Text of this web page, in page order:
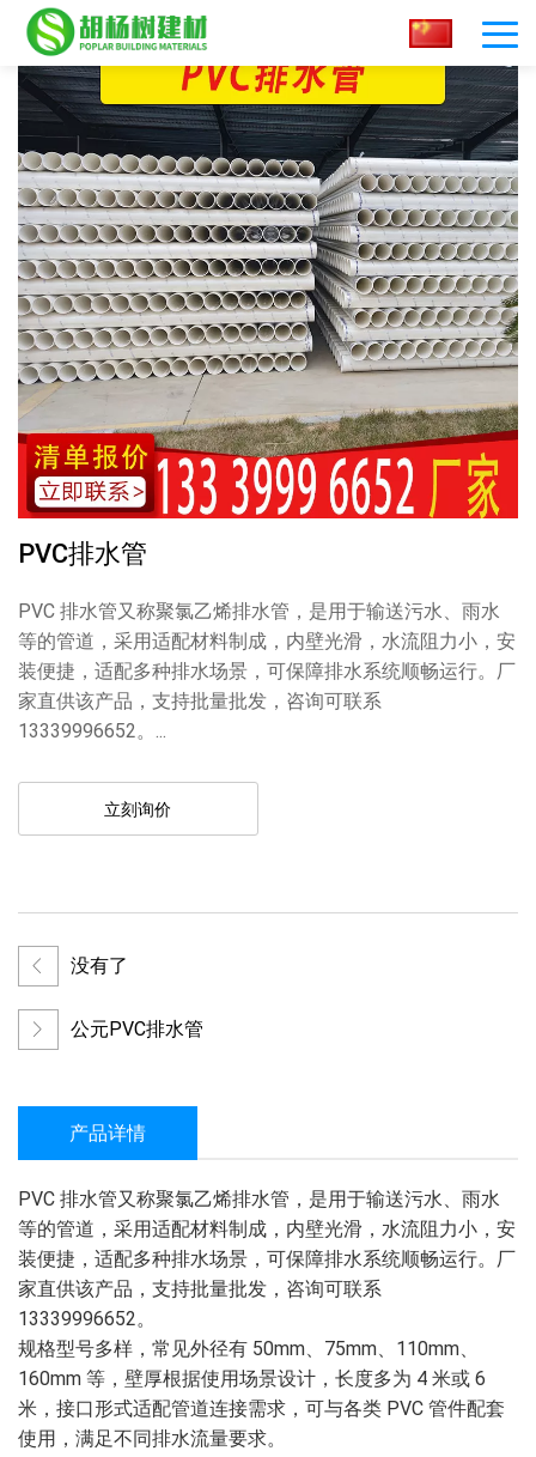
PVC排水管
PVC 排水管又称聚氯乙烯排水管，是用于输送污水、雨水
等的管道，采用适配材料制成，内壁光滑，水流阻力小，安
装便捷，适配多种排水场景，可保障排水系统顺畅运行。厂
家直供该产品，支持批量批发，咨询可联系
13339996652。...
立刻询价
没有了
公元PVC排水管
产品详情
PVC 排水管又称聚氯乙烯排水管，是用于输送污水、雨水
等的管道，采用适配材料制成，内壁光滑，水流阻力小，安
装便捷，适配多种排水场景，可保障排水系统顺畅运行。厂
家直供该产品，支持批量批发，咨询可联系
13339996652。
规格型号多样，常见外径有 50mm、75mm、110mm、
160mm 等，壁厚根据使用场景设计，长度多为 4 米或 6
米，接口形式适配管道连接需求，可与各类 PVC 管件配套
使用，满足不同排水流量要求。